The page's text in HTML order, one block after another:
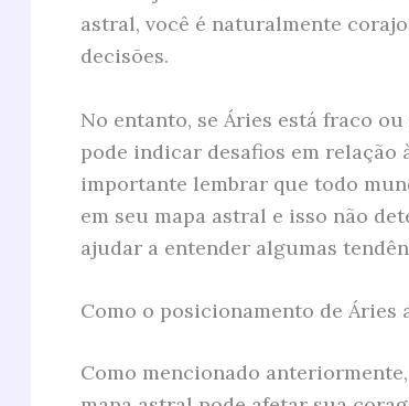
astral, você é naturalmente
decisões.
No entanto, se Áries está fraco
pode indicar desafios em relação
importante lembrar que todo
em seu mapa astral e isso não
ajudar a entender algumas
Como o posicionamento de Áries
Como mencionado